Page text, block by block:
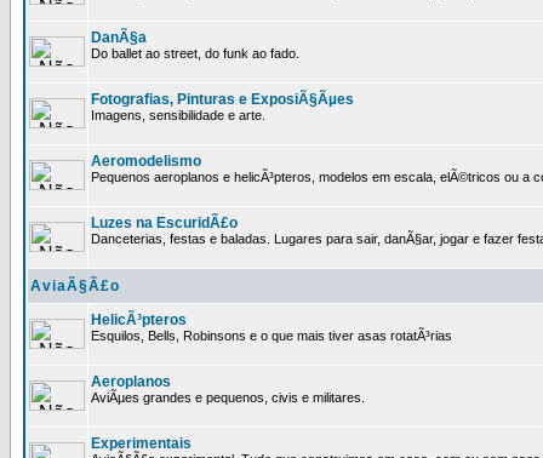
DanÃ§a
Do ballet ao street, do funk ao fado.
Fotografias, Pinturas e ExposiÃ§Ãµes
Imagens, sensibilidade e arte.
Aeromodelismo
Pequenos aeroplanos e helicÃ³pteros, modelos em escala, elÃ©tricos ou a
Luzes na EscuridÃ£o
Danceterias, festas e baladas. Lugares para sair, danÃ§ar, jogar e fazer
AviaÃ§Ã£o
HelicÃ³pteros
Esquilos, Bells, Robinsons e o que mais tiver asas rotatÃ³rias
Aeroplanos
AviÃµes grandes e pequenos, civis e militares.
Experimentais